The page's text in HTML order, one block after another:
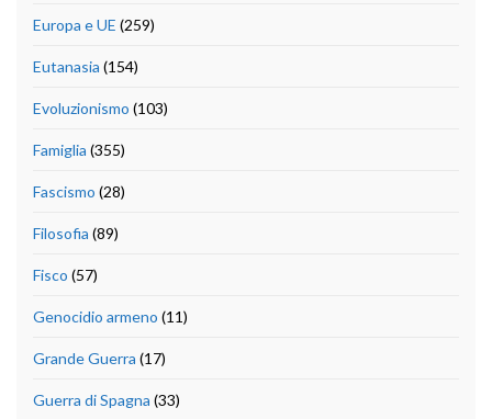
Europa e UE (259)
Eutanasia (154)
Evoluzionismo (103)
Famiglia (355)
Fascismo (28)
Filosofia (89)
Fisco (57)
Genocidio armeno (11)
Grande Guerra (17)
Guerra di Spagna (33)